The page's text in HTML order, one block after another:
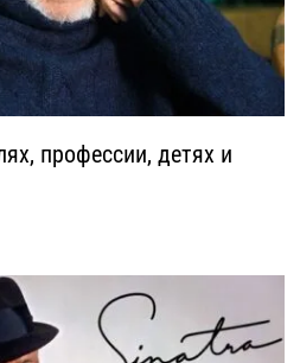
профессии, детях и